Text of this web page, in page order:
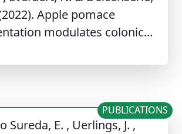
Apple pomace
modulates colonic...
Sureda, E. , Uerlings, J. ,
PUBLICATIONS